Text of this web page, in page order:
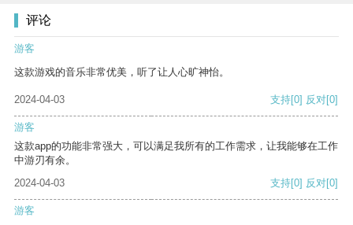
评论
游客
这款游戏的音乐非常优美，听了让人心旷神怡。
2024-04-03 支持[0] 反对[0]
游客
这款app的功能非常强大，可以满足我所有的工作需求，让我能够在工作
中游刃有余。
2024-04-03
支持[0] 反对[0]
游客